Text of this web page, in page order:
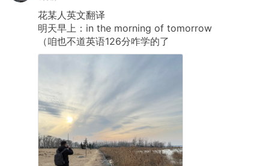
花某人英文翻译
明天早上：in the morning of tomorrow
（咱也不道英语126分咋学的了